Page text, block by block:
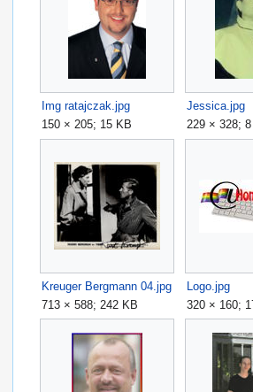
Img ratajczak.jpg
150 × 205; 15 KB
Jessica.jpg
229 × 328;
Kreuger Bergmann 04.jpg
713 × 588; 242 KB
Logo.jpg
320 × 160;